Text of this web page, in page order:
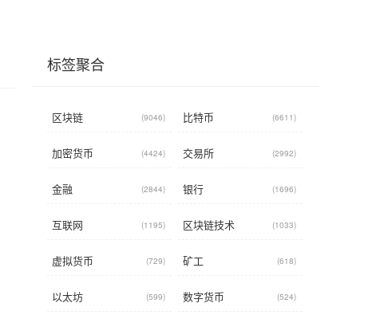
标签聚合
区块链 (9046) 比特币 (6611)
加密货币 (4424) 交易所 (2992)
金融 (2844) 银行 (1696)
互联网 (1195) 区块链技术 (1033)
虚拟货币 (729) 矿工 (618)
以太坊 (599) 数字货币 (524)